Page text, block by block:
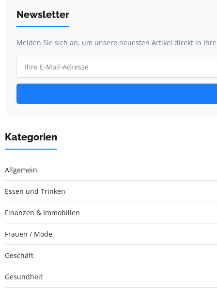
Newsletter
Melden Sie sich an, um unsere neuesten Artikel direkt in
Kategorien
Allgemein
Essen und Trinken
Finanzen & Immobilien
Frauen / Mode
Geschäft
Gesundheit